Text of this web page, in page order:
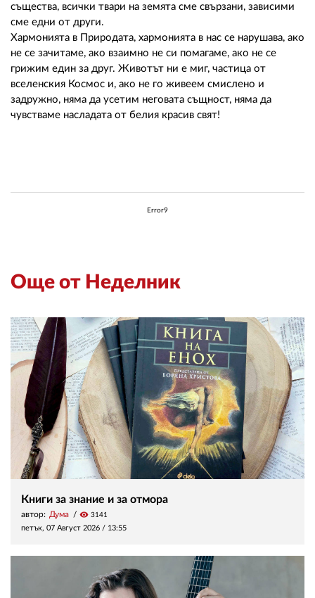
същества, всички твари на земята сме свързани, зависими
сме едни от други.
Хармонията в Природата, хармонията в нас се нарушава, ако
не се зачитаме, ако взаимно не си помагаме, ако не се
грижим един за друг. Животът ни е миг, частица от
вселенския Космос и, ако не го живеем смислено и
задружно, няма да усетим неговата същност, няма да
чувстваме насладата от белия красив свят!
Error9
Още от Неделник
Книги за знание и за отмора
автор: Дума visibility 3141
петък, 07 Август 2026 / 13:55